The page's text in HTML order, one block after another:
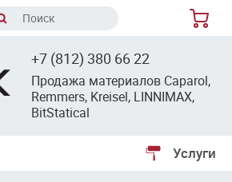
+7 (812) 380 66 22
Продажа материалов Caparol,
Remmers, Kreisel, LINNIMAX,
BitStatical
Услуги